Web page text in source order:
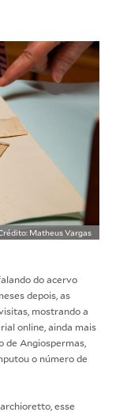
Matheus Vargas
do acervo
depois, as
mostrando a
online, ainda mais
de Angiospermas,
o número de
esse